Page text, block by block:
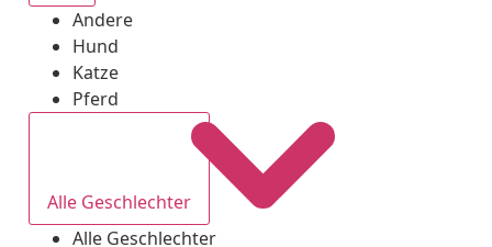
Andere
Hund
Katze
Pferd
Alle Geschlechter
Alle Geschlechter